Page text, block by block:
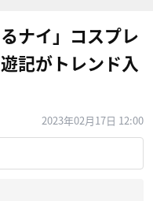
ナイ」コスプレ
記がトレンド入
2023年02月17日 12:00